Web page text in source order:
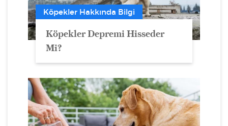
Köpekler Hakkında Bilgi
Köpekler Depremi Hisseder
Mi?